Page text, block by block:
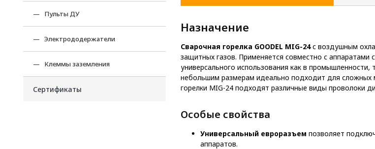
Пульты ДУ
Электрододержатели
Клеммы заземления
Сертификаты
Назначение
Cварочная горелка GOODEL MIG-24с воздушным
защитных газов. Применяется совместно с аппаратами
универсального использования как в
небольшим размерам идеально подходит для сложных
горелки MIG-24 подходят различные виды проволоки
Особые свойства
Универсальный евроразъем позволяет
аппаратов.